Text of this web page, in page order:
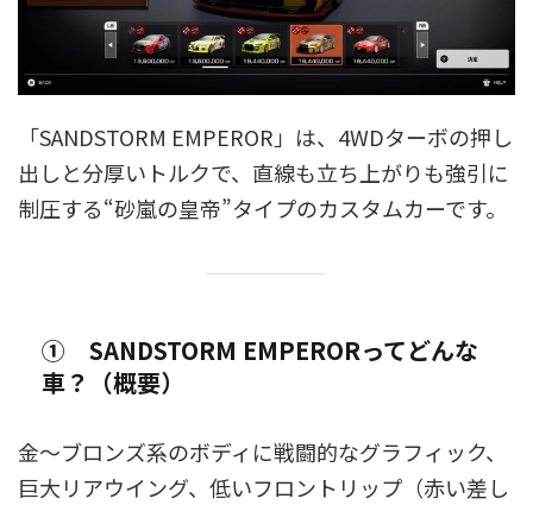
「SANDSTORM EMPEROR」は、4WDターボの押し
出しと分厚いトルクで、直線も立ち上がりも強引に
制圧する“砂嵐の皇帝”タイプのカスタムカーです。
① SANDSTORM EMPERORってどんな
車？（概要）
金〜ブロンズ系のボディに戦闘的なグラフィック、
巨大リアウイング、低いフロントリップ（赤い差し